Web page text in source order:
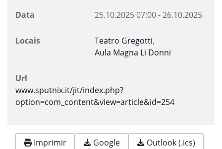
Data 25.10.202507:00-26.10.2025
Locais Teatro Gregotti,
Aula Magna Li Donni
Url
www.sputnix.it/jit/index.php?
option=com_content&view=article&id=254
Imprimir Google Outlook (.ics)